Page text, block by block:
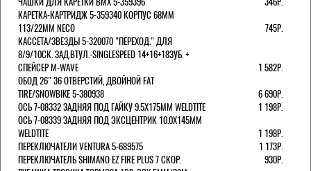
КАРЕТКА-КАРТРИДЖ 5-359340 КОРПУС 68ММ
113/22ММ NECO
745Р.
КАССЕТА/ЗВЕЗДЫ 5-320070 "ПЕРЕХОД." ДЛЯ
8/9/10СК. ЗАД.ВТУЛ.-SINGLESPEED 14+16+18ЗУБ. +
СПЕЙСЕР M-WAVE
1 582Р.
ОБОД 26" 36 ОТВЕРСТИЙ, ДВОЙНОЙ FAT
TIRE/SNOWBIKE 5-380938
6 690Р.
ОСЬ 7-08332 ЗАДНЯЯ ПОД ГАЙКУ 9.5Х175ММ WELDTITE
1 198Р.
ОСЬ 7-08339 ЗАДНЯЯ ПОД ЭКСЦЕНТРИК 10.0Х145ММ
WELDTITE
1 198Р.
ПЕРЕКЛЮЧАТЕЛИ VENTURA 5-689575
1 173Р.
ПЕРЕКЛЮЧАТЕЛЬ SHIMANO EZ FIRE PLUS 7 СКОР.
930Р.